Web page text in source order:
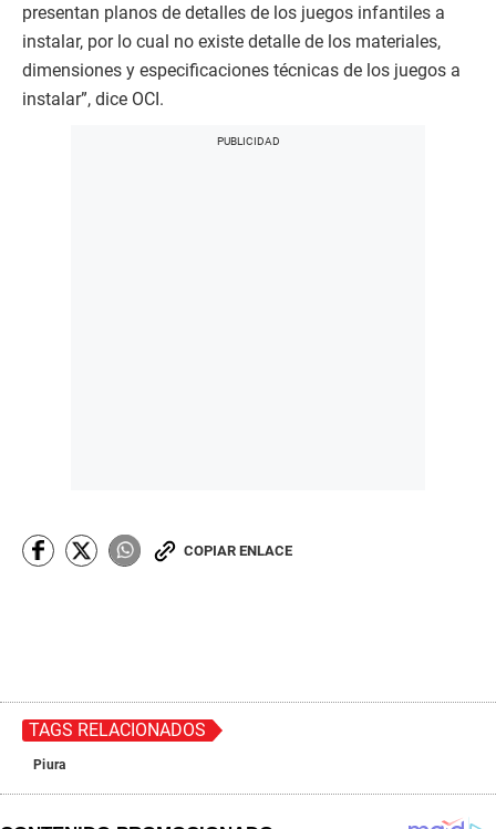
presentan planos de detalles de los juegos infantiles a
instalar, por lo cual no existe detalle de los materiales,
dimensiones y especificaciones técnicas de los juegos a
instalar”, dice OCI.
COPIAR ENLACE
TAGS RELACIONADOS
Piura